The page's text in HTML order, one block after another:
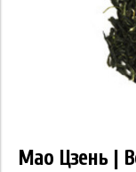
Мао Цзень |